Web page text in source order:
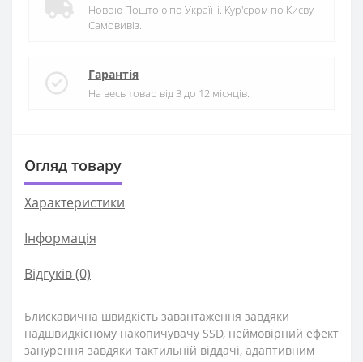
Новою Поштою по Україні. Кур'єром по Києву.
Самовивіз.
Гарантія
На весь товар від 3 до 12 місяців.
Огляд товару
Характеристики
Iнформація
Відгуків (0)
Блискавична швидкість завантаження завдяки
надшвидкісному накопичувачу SSD, неймовірний ефект
занурення завдяки тактильній віддачі, адаптивним